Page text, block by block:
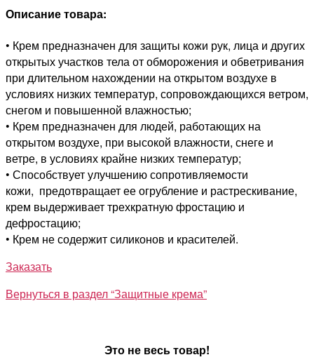
Описание товара:
• Крем предназначен для защиты кожи рук, лица и других
открытых участков тела от обморожения и обветривания
при длительном нахождении на открытом воздухе в
условиях низких температур, сопровождающихся ветром,
снегом и повышенной влажностью;
• Крем предназначен для людей, работающих на
открытом воздухе, при высокой влажности, снеге и
ветре, в условиях крайне низких температур;
• Способствует улучшению сопротивляемости
кожи, предотвращает ее огрубление и растрескивание,
крем выдерживает трехкратную фростацию и
дефростацию;
• Крем не содержит силиконов и красителей.
Заказать
Вернуться в раздел “Защитные крема”
Это не весь товар!